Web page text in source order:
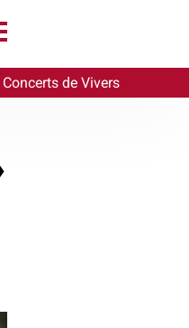
Concerts de Vivers